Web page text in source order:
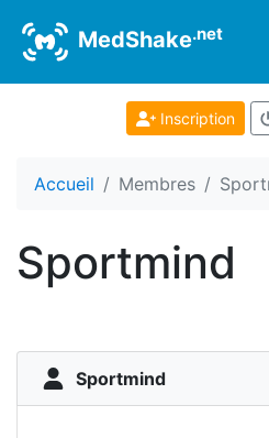
MedShake.net
Inscription
Accueil Membres
Sportmind
Sportmind